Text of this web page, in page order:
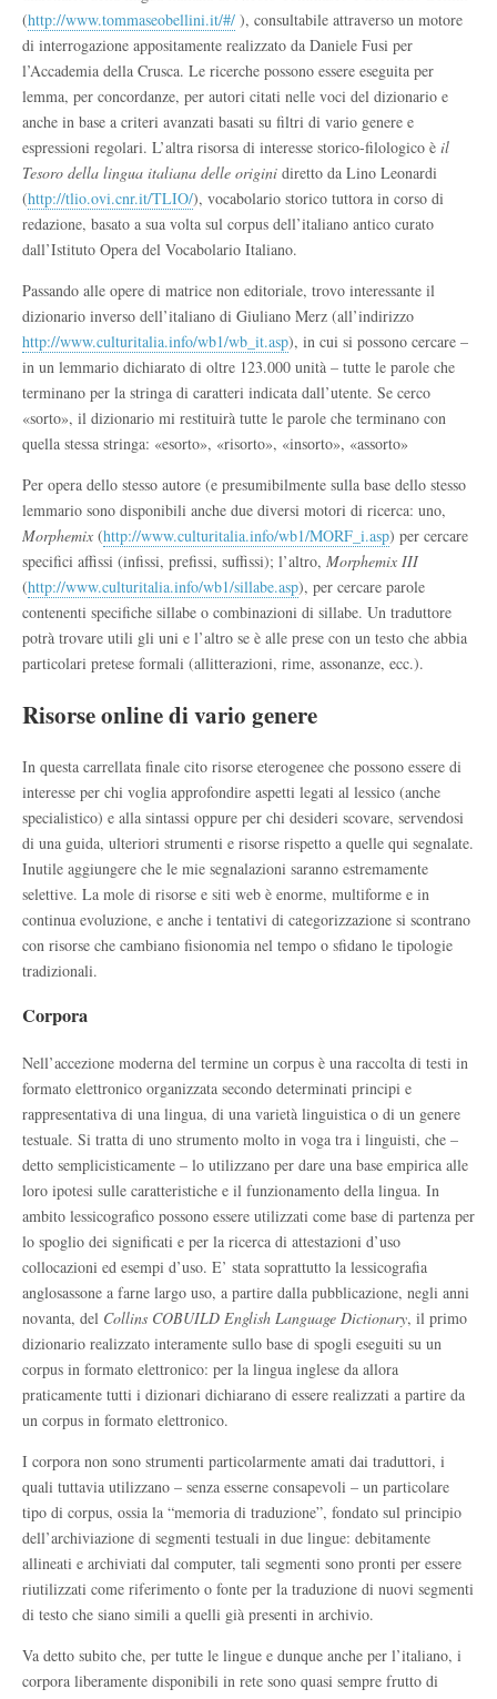
(http://www.tommaseobellini.it/#/ ), consultabile attraverso un motore
di interrogazione appositamente realizzato da Daniele Fusi per
l’Accademia della Crusca. Le ricerche possono essere eseguita per
lemma, per concordanze, per autori citati nelle voci del dizionario e
anche in base a criteri avanzati basati su filtri di vario genere e
espressioni regolari. L’altra risorsa di interesse storico-filologico è il
Tesoro della lingua italiana delle origini diretto da Lino Leonardi
(http://tlio.ovi.cnr.it/TLIO/), vocabolario storico tuttora in corso di
redazione, basato a sua volta sul corpus dell’italiano antico curato
dall’Istituto Opera del Vocabolario Italiano.
Passando alle opere di matrice non editoriale, trovo interessante il
dizionario inverso dell’italiano di Giuliano Merz (all’indirizzo
http://www.culturitalia.info/wb1/wb_it.asp), in cui si possono cercare –
in un lemmario dichiarato di oltre 123.000 unità – tutte le parole che
terminano per la stringa di caratteri indicata dall’utente. Se cerco
«sorto», il dizionario mi restituirà tutte le parole che terminano con
quella stessa stringa: «esorto», «risorto», «insorto», «assorto»
Per opera dello stesso autore (e presumibilmente sulla base dello stesso
lemmario sono disponibili anche due diversi motori di ricerca: uno,
Morphemix (http://www.culturitalia.info/wb1/MORF_i.asp) per cercare
specifici affissi (infissi, prefissi, suffissi); l’altro, Morphemix III
(http://www.culturitalia.info/wb1/sillabe.asp), per cercare parole
contenenti specifiche sillabe o combinazioni di sillabe. Un traduttore
potrà trovare utili gli uni e l’altro se è alle prese con un testo che abbia
particolari pretese formali (allitterazioni, rime, assonanze, ecc.).
Risorse online di vario genere
In questa carrellata finale cito risorse eterogenee che possono essere di
interesse per chi voglia approfondire aspetti legati al lessico (anche
specialistico) e alla sintassi oppure per chi desideri scovare, servendosi
di una guida, ulteriori strumenti e risorse rispetto a quelle qui segnalate.
Inutile aggiungere che le mie segnalazioni saranno estremamente
selettive. La mole di risorse e siti web è enorme, multiforme e in
continua evoluzione, e anche i tentativi di categorizzazione si scontrano
con risorse che cambiano fisionomia nel tempo o sfidano le tipologie
tradizionali.
Corpora
Nell’accezione moderna del termine un corpus è una raccolta di testi in
formato elettronico organizzata secondo determinati principi e
rappresentativa di una lingua, di una varietà linguistica o di un genere
testuale. Si tratta di uno strumento molto in voga tra i linguisti, che –
detto semplicisticamente – lo utilizzano per dare una base empirica alle
loro ipotesi sulle caratteristiche e il funzionamento della lingua. In
ambito lessicografico possono essere utilizzati come base di partenza per
lo spoglio dei significati e per la ricerca di attestazioni d’uso
collocazioni ed esempi d’uso. E’ stata soprattutto la lessicografia
anglosassone a farne largo uso, a partire dalla pubblicazione, negli anni
novanta, del Collins COBUILD English Language Dictionary, il primo
dizionario realizzato interamente sullo base di spogli eseguiti su un
corpus in formato elettronico: per la lingua inglese da allora
praticamente tutti i dizionari dichiarano di essere realizzati a partire da
un corpus in formato elettronico.
I corpora non sono strumenti particolarmente amati dai traduttori, i
quali tuttavia utilizzano – senza esserne consapevoli – un particolare
tipo di corpus, ossia la “memoria di traduzione”, fondato sul principio
dell’archiviazione di segmenti testuali in due lingue: debitamente
allineati e archiviati dal computer, tali segmenti sono pronti per essere
riutilizzati come riferimento o fonte per la traduzione di nuovi segmenti
di testo che siano simili a quelli già presenti in archivio.
Va detto subito che, per tutte le lingue e dunque anche per l’italiano, i
corpora liberamente disponibili in rete sono quasi sempre frutto di